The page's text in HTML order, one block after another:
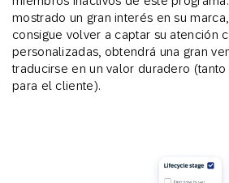
mostrado un gran interés en su
consigue volver a captar su atención
personalizadas, obtendrá una gran
traducirse en un valor duradero
para el cliente).